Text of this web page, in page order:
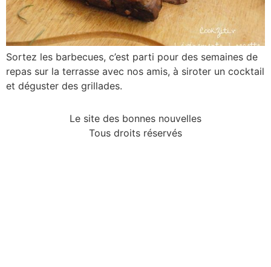
Sortez les barbecues, c’est parti pour des semaines de
repas sur la terrasse avec nos amis, à siroter un cocktail
et déguster des grillades.
Le site des bonnes nouvelles
Tous droits réservés